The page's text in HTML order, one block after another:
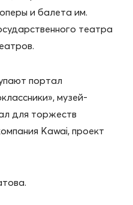
и балета им.
театра
портал
музей-
для торжеств
Kawai, проект